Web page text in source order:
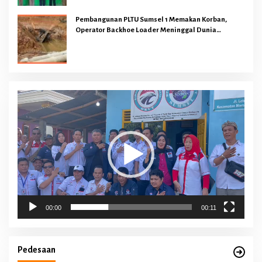
Pembangunan PLTU Sumsel 1 Memakan Korban,
Operator Backhoe Loader Meninggal Dunia
Pemutar
Video
00:00 00:11
Pedesaan